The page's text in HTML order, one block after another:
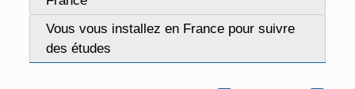
Vous vous installez en France pour suivre
des études